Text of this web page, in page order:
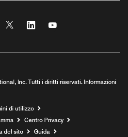
window
a new window
Twitter
Opens a new window
Linkedin
Opens a new window
Opens a new window
Inc. Tutti i diritti riservati. Informazioni
a new window
di utilizzo
Centro Privacy
del sito Guida